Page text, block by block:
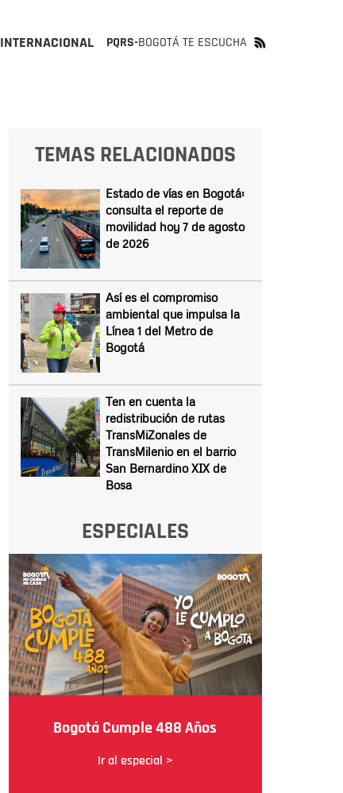
INTERNACIONAL PQRS-BOGOTÁ TE ESCUCHA
TEMAS RELACIONADOS
Estado de vías en Bogotá:
consulta el reporte de
movilidad hoy 7 de agosto
de 2026
Así es el compromiso
ambiental que impulsa la
Línea 1 del Metro de
Bogotá
Ten en cuenta la
redistribución de rutas
TransMiZonales de
TransMilenio en el barrio
San Bernardino XIX de
Bosa
ESPECIALES
Bogotá Cumple 488 Años
Ir al especial >